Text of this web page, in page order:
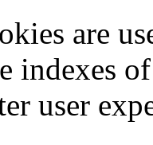
are
indexes
user